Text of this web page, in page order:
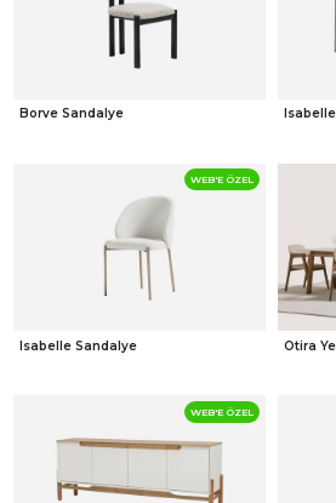
Borve Sandalye
Isabelle Sandalye
WEB'E ÖZEL
Otira
WEB'E ÖZEL